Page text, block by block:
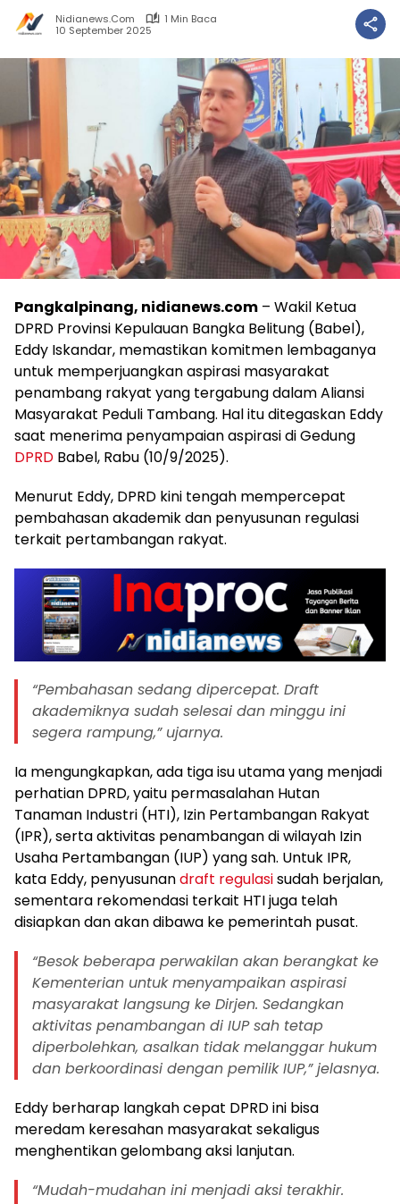
Nidianews.com
1 Min Baca
10 September 2025
Pangkalpinang, nidianews.com – Wakil Ketua
DPRD Provinsi Kepulauan Bangka Belitung (Babel),
Eddy Iskandar, memastikan komitmen lembaganya
untuk memperjuangkan aspirasi masyarakat
penambang rakyat yang tergabung dalam Aliansi
Masyarakat Peduli Tambang. Hal itu ditegaskan Eddy
saat menerima penyampaian aspirasi di Gedung
DPRD Babel, Rabu (10/9/2025).
Menurut Eddy, DPRD kini tengah mempercepat
pembahasan akademik dan penyusunan regulasi
terkait pertambangan rakyat.
“Pembahasan sedang dipercepat. Draft
akademiknya sudah selesai dan minggu ini
segera rampung,” ujarnya.
Ia mengungkapkan, ada tiga isu utama yang menjadi
perhatian DPRD, yaitu permasalahan Hutan
Tanaman Industri (HTI), Izin Pertambangan Rakyat
(IPR), serta aktivitas penambangan di wilayah Izin
Usaha Pertambangan (IUP) yang sah. Untuk IPR,
kata Eddy, penyusunandraft regulasisudah berjalan,
sementara rekomendasi terkait HTI juga telah
disiapkan dan akan dibawa ke pemerintah pusat.
“Besok beberapa perwakilan akan berangkat ke
Kementerian untuk menyampaikan aspirasi
masyarakat langsung ke Dirjen. Sedangkan
aktivitas penambangan di IUP sah tetap
diperbolehkan, asalkan tidak melanggar hukum
dan berkoordinasi dengan pemilik IUP,” jelasnya.
Eddy berharap langkah cepat DPRD ini bisa
meredam keresahan masyarakat sekaligus
menghentikan gelombang aksi lanjutan.
“Mudah-mudahan ini menjadi aksi terakhir.